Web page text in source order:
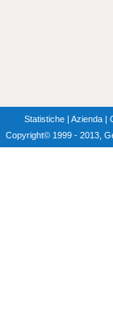
Statistiche | Azienda |
Copyright© 1999 - 2013,